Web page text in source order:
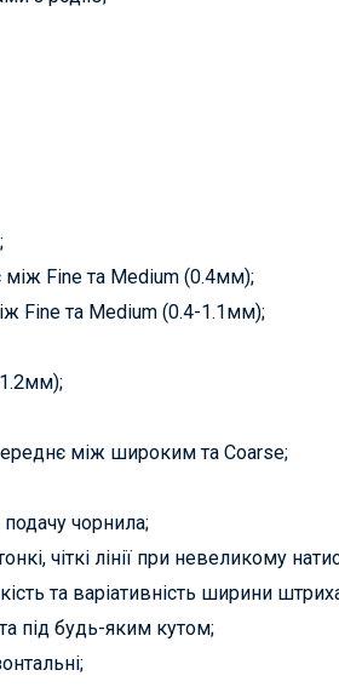
Fine та Medium (0.4мм);
Fine та Medium (0.4-1.1мм);
між широким та Coarse;
чорнила;
чіткі лінії при невеликому
та варіативність ширини
під будь-яким кутом;